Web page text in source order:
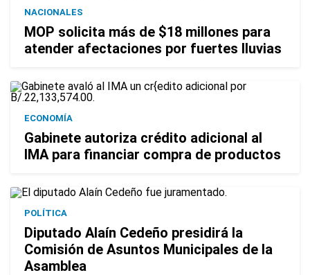
NACIONALES
MOP solicita más de $18 millones para
atender afectaciones por fuertes lluvias
ECONOMÍA
Gabinete autoriza crédito adicional al
IMA para financiar compra de productos
POLÍTICA
Diputado Alaín Cedeño presidirá la
Comisión de Asuntos Municipales de la
Asamblea